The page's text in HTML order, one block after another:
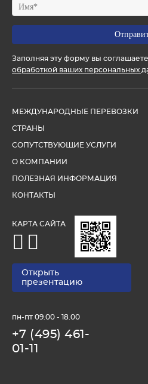
Заполняя эту форму вы
обработкой ваших персональных
МЕЖДУНАРОДНЫЕ ПЕРЕВОЗКИ
СТРАНЫ
СОПУТСТВУЮЩИЕ УСЛУГИ
О КОМПАНИИ
ПОЛЕЗНАЯ ИНФОРМАЦИЯ
КОНТАКТЫ
КАРТА САЙТА
Открыть
презентацию
пн-пт 09.00 - 18.00
+7 (495) 461-
01-11